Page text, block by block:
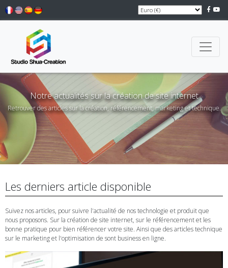
Notre actualités sur la création de site internet
Retrouver des articles sur la création, référencement, marketing et technique.
Les derniers article disponible
Suivez nos articles, pour suivre l'actualité de nos technologie et produit que
nous proposons. Sur la création de site internet, sur le référencement et les
bonne pratique pour bien référencer votre site. Ainsi que des articles technique
sur le marketing et l'optimisation de sont business en ligne.